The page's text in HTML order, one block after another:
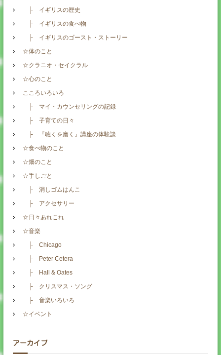
├ イギリスの歴史
├ イギリスの食べ物
├ イギリスのゴースト・ストーリー
☆体のこと
☆クラニオ・セイクラル
☆心のこと
こころいろいろ
├ マイ・カウンセリングの記録
├ 子育ての日々
├ 『聴くを磨く』講座の体験談
☆食べ物のこと
☆畑のこと
☆手しごと
├ 消しゴムはんこ
├ アクセサリー
☆日々あれこれ
☆音楽
├ Chicago
├ Peter Cetera
├ Hall & Oates
├ クリスマス・ソング
├ 音楽いろいろ
☆イベント
アーカイブ